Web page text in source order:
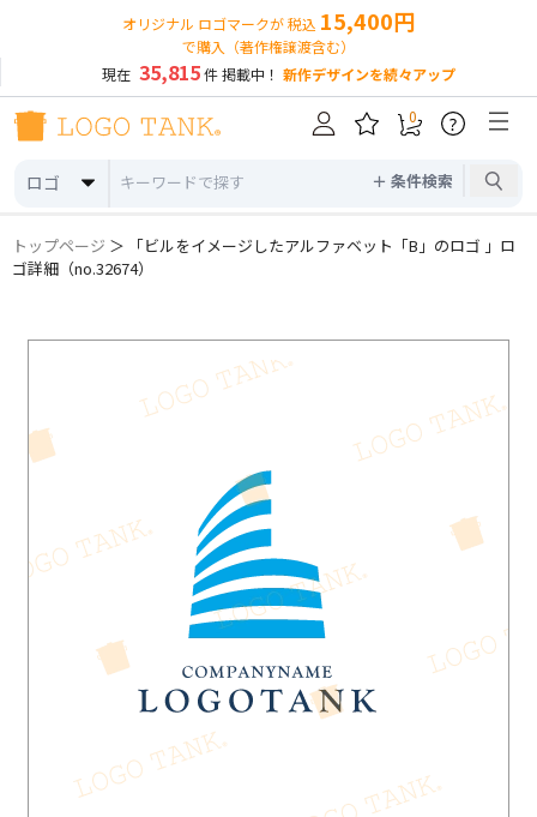
オリジナル ロゴマークが 税込 15,400円
で購入（著作権譲渡含む）
現在 35,815件 掲載中！ 新作デザインを続々アップ
ロゴ ＋ 条件検索
0 ?
トップページ ＞ 「ビルをイメージしたアルファベット「B」のロゴ 」ロ
ゴ詳細（no.32674）